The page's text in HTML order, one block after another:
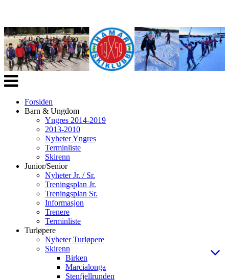
Veksle
navigasjon
Forsiden
Barn & Ungdom
Yngres 2014-2019
2013-2010
Nyheter Yngres
Terminliste
Skirenn
Junior/Senior
Nyheter Jr. / Sr.
Treningsplan Jr.
Treningsplan Sr.
Informasjon
Trenere
Terminliste
Turløpere
Nyheter Turløpere
Skirenn
Birken
Marcialonga
Stenfjellrunden